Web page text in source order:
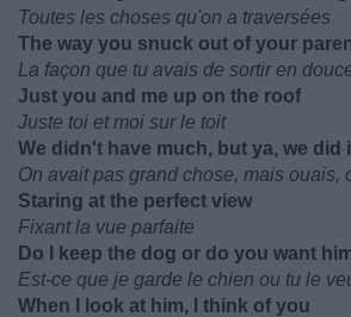
Toutes les choses qu'on a traversées
The way you snuck out of your
La façon que tu avais de sortir en
Just you and me up on the roof
Juste toi et moi sur le toit
We didn't have much, but ya, we did
On avait pas grand chose, mais ouais,
Staring at the perfect view
Fixant la vue parfaite
Do I keep the dog or do you want
Est-ce que je garde le chien ou tu le
When I look at him, I think of you